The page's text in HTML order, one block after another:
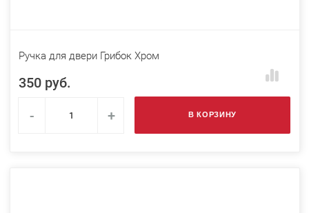
Ручка для двери Грибок Хром
350 руб.
-
+ В КОРЗИНУ